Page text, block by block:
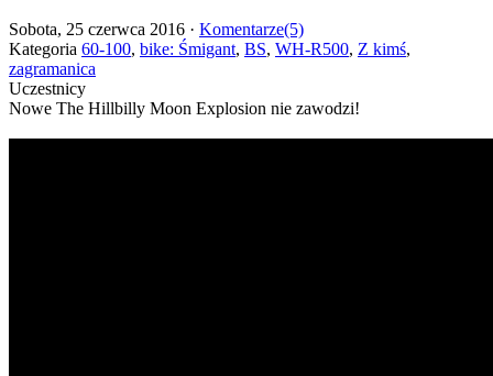
Sobota, 25 czerwca 2016 · Komentarze(5)
Kategoria 60-100, bike: Śmigant, BS, WH-R500, Z kimś,
zagramanica
Uczestnicy
Nowe The Hillbilly Moon Explosion nie zawodzi!